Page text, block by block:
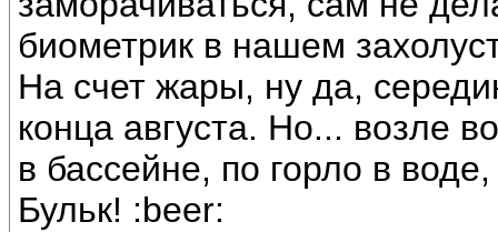
биометрик в нашем
На счет жары, ну да,
конца августа. Но... возле
в бассейне, по горло в
Бульк! :beer: